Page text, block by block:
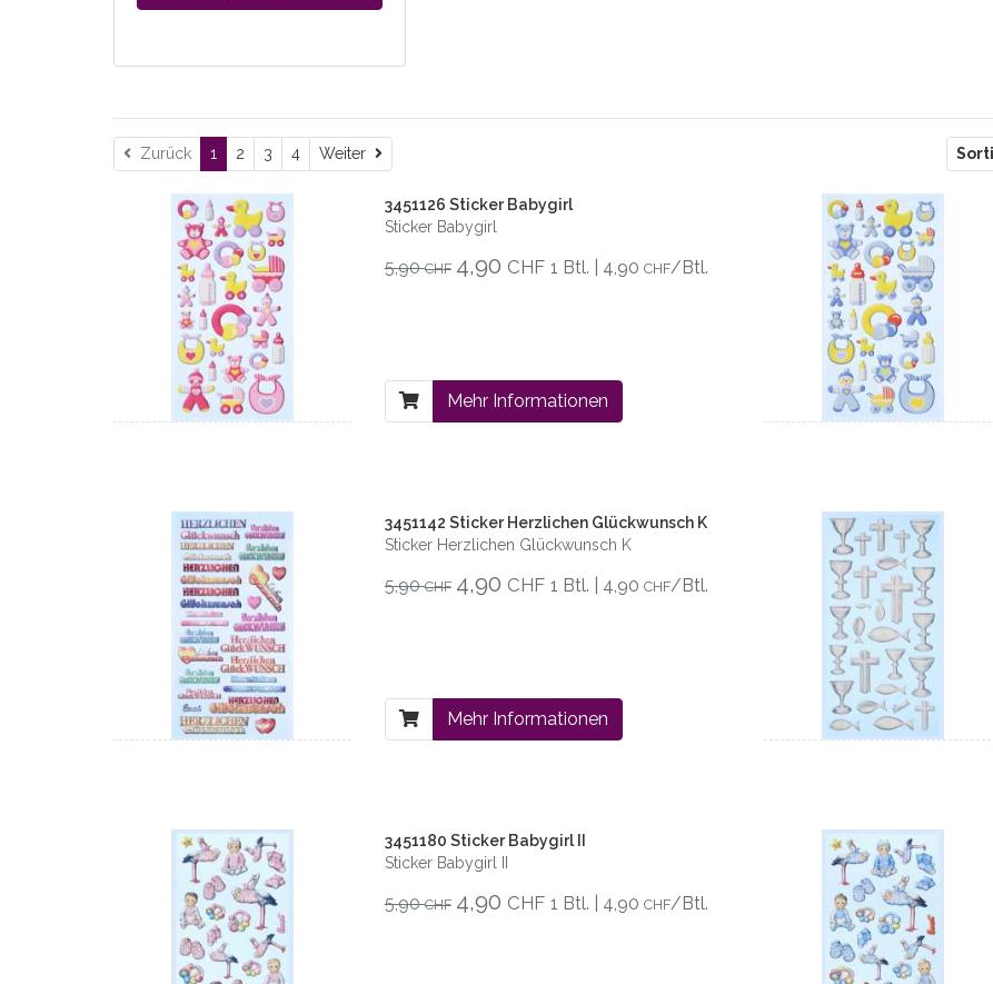
Zurück 1 2 3 4 Weiter Weiter
3451126 Sticker Babygirl
Sticker Babygirl
5,90CHF 4,90 CHF 1 Btl. | 4,90 CHF/Btl.
Mehr Informationen
3451142 Sticker Herzlichen Glückwunsch K
Sticker Herzlichen Glückwunsch K
5,90CHF 4,90 CHF 1 Btl. | 4,90 CHF/Btl.
Mehr Informationen
3451180 Sticker Babygirl II
Sticker Babygirl II
5,90CHF 4,90 CHF 1 Btl. | 4,90 CHF/Btl.